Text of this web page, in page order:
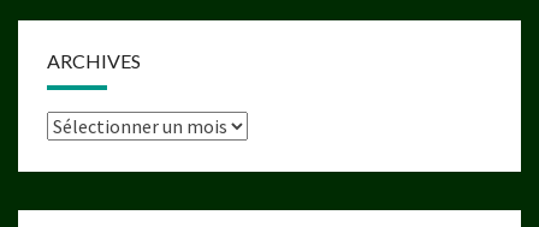
ARCHIVES
Archives